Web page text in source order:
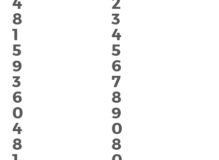
8
1
5
9
3
6
0
4
8
3
4
5
6
7
8
9
0
8